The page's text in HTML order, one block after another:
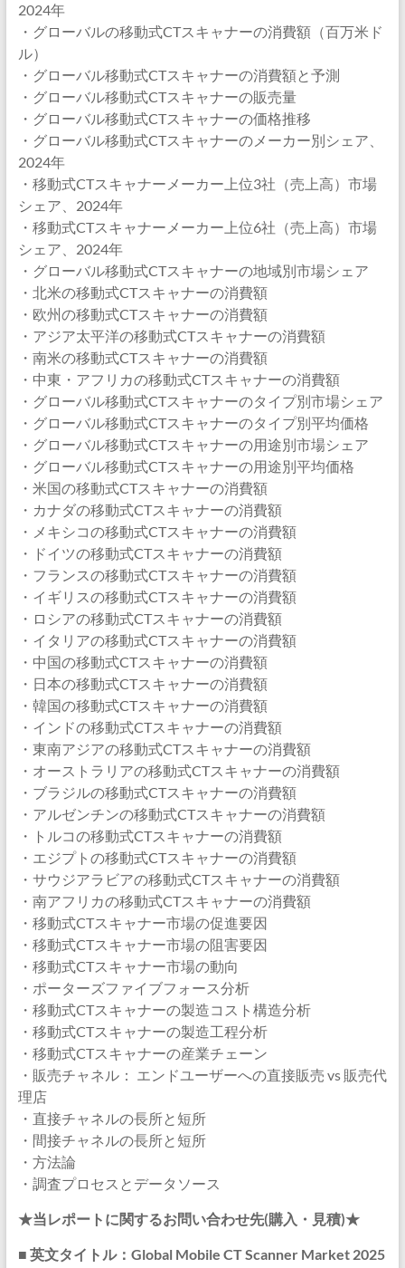
2024年
・グローバルの移動式CTスキャナーの消費額（百万米ド
ル）
・グローバル移動式CTスキャナーの消費額と予測
・グローバル移動式CTスキャナーの販売量
・グローバル移動式CTスキャナーの価格推移
・グローバル移動式CTスキャナーのメーカー別シェア、
2024年
・移動式CTスキャナーメーカー上位3社（売上高）市場
シェア、2024年
・移動式CTスキャナーメーカー上位6社（売上高）市場
シェア、2024年
・グローバル移動式CTスキャナーの地域別市場シェア
・北米の移動式CTスキャナーの消費額
・欧州の移動式CTスキャナーの消費額
・アジア太平洋の移動式CTスキャナーの消費額
・南米の移動式CTスキャナーの消費額
・中東・アフリカの移動式CTスキャナーの消費額
・グローバル移動式CTスキャナーのタイプ別市場シェア
・グローバル移動式CTスキャナーのタイプ別平均価格
・グローバル移動式CTスキャナーの用途別市場シェア
・グローバル移動式CTスキャナーの用途別平均価格
・米国の移動式CTスキャナーの消費額
・カナダの移動式CTスキャナーの消費額
・メキシコの移動式CTスキャナーの消費額
・ドイツの移動式CTスキャナーの消費額
・フランスの移動式CTスキャナーの消費額
・イギリスの移動式CTスキャナーの消費額
・ロシアの移動式CTスキャナーの消費額
・イタリアの移動式CTスキャナーの消費額
・中国の移動式CTスキャナーの消費額
・日本の移動式CTスキャナーの消費額
・韓国の移動式CTスキャナーの消費額
・インドの移動式CTスキャナーの消費額
・東南アジアの移動式CTスキャナーの消費額
・オーストラリアの移動式CTスキャナーの消費額
・ブラジルの移動式CTスキャナーの消費額
・アルゼンチンの移動式CTスキャナーの消費額
・トルコの移動式CTスキャナーの消費額
・エジプトの移動式CTスキャナーの消費額
・サウジアラビアの移動式CTスキャナーの消費額
・南アフリカの移動式CTスキャナーの消費額
・移動式CTスキャナー市場の促進要因
・移動式CTスキャナー市場の阻害要因
・移動式CTスキャナー市場の動向
・ポーターズファイブフォース分析
・移動式CTスキャナーの製造コスト構造分析
・移動式CTスキャナーの製造工程分析
・移動式CTスキャナーの産業チェーン
・販売チャネル： エンドユーザーへの直接販売 vs 販売代
理店
・直接チャネルの長所と短所
・間接チャネルの長所と短所
・方法論
・調査プロセスとデータソース
★当レポートに関するお問い合わせ先(購入・見積)★
■ 英文タイトル：Global Mobile CT Scanner Market 2025